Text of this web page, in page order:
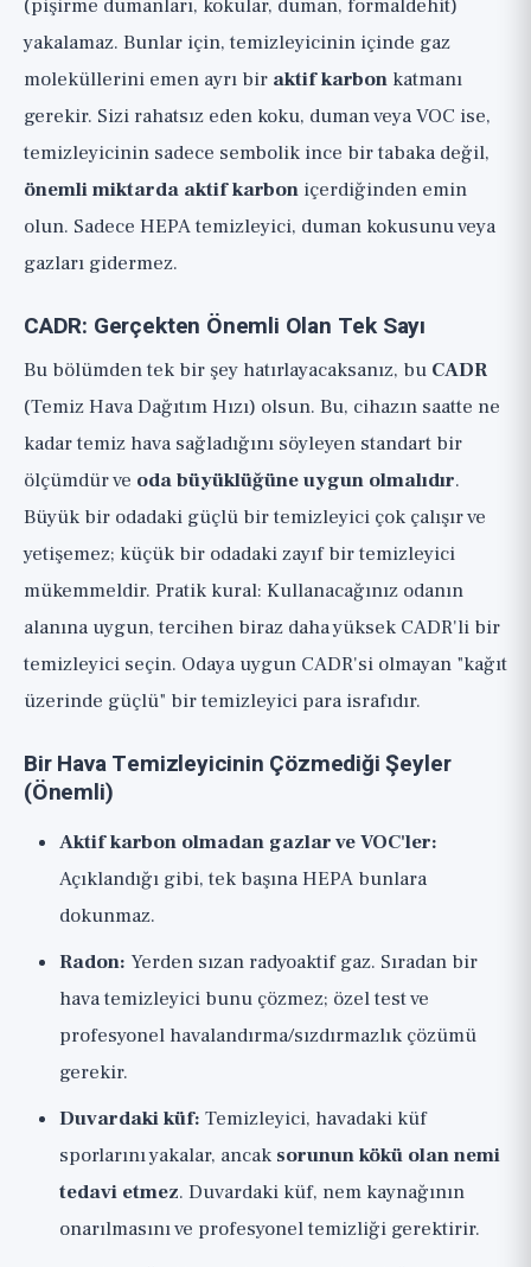
(pişirme dumanları, kokular, duman, formaldehit)
yakalamaz. Bunlar için, temizleyicinin içinde gaz
moleküllerini emen ayrı bir aktif karbon katmanı
gerekir. Sizi rahatsız eden koku, duman veya VOC ise,
temizleyicinin sadece sembolik ince bir tabaka değil,
önemli miktarda aktif karbon içerdiğinden emin
olun. Sadece HEPA temizleyici, duman kokusunu veya
gazları gidermez.
CADR: Gerçekten Önemli Olan Tek Sayı
Bu bölümden tek bir şey hatırlayacaksanız, bu CADR
(Temiz Hava Dağıtım Hızı) olsun. Bu, cihazın saatte ne
kadar temiz hava sağladığını söyleyen standart bir
ölçümdür ve oda büyüklüğüne uygun olmalıdır.
Büyük bir odadaki güçlü bir temizleyici çok çalışır ve
yetişemez; küçük bir odadaki zayıf bir temizleyici
mükemmeldir. Pratik kural: Kullanacağınız odanın
alanına uygun, tercihen biraz daha yüksek CADR'li bir
temizleyici seçin. Odaya uygun CADR'si olmayan "kağıt
üzerinde güçlü" bir temizleyici para israfıdır.
Bir Hava Temizleyicinin Çözmediği Şeyler
(Önemli)
Aktif karbon olmadan gazlar ve VOC'ler:
Açıklandığı gibi, tek başına HEPA bunlara
dokunmaz.
Radon: Yerden sızan radyoaktif gaz. Sıradan bir
hava temizleyici bunu çözmez; özel test ve
profesyonel havalandırma/sızdırmazlık çözümü
gerekir.
Duvardaki küf: Temizleyici, havadaki küf
sporlarını yakalar, ancak sorunun kökü olan nemi
tedavi etmez. Duvardaki küf, nem kaynağının
onarılmasını ve profesyonel temizliği gerektirir.